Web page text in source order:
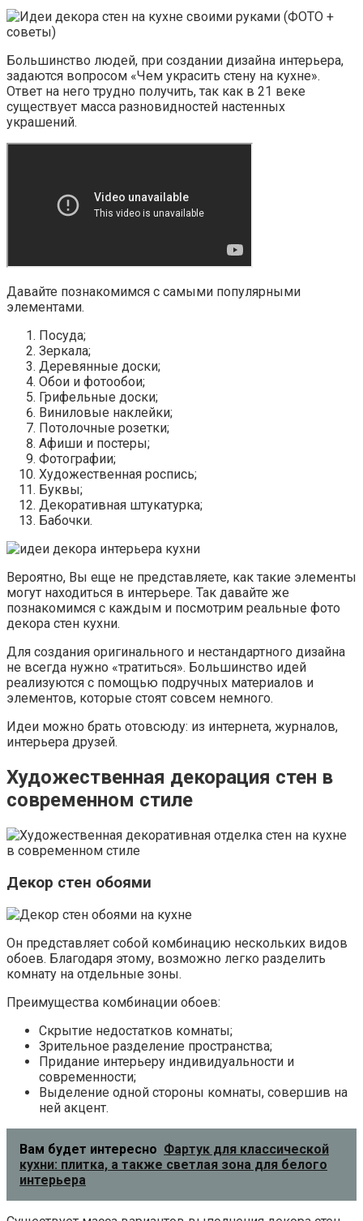
Большинство людей, при создании дизайна интерьера,
задаются вопросом «Чем украсить стену на кухне».
Ответ на него трудно получить, так как в 21 веке
существует масса разновидностей настенных
украшений.
Давайте познакомимся с самыми популярными
элементами.
Посуда;
Зеркала;
Деревянные доски;
Обои и фотообои;
Грифельные доски;
Виниловые наклейки;
Потолочные розетки;
Афиши и постеры;
Фотографии;
Художественная роспись;
Буквы;
Декоративная штукатурка;
Бабочки.
Вероятно, Вы еще не представляете, как такие элементы
могут находиться в интерьере. Так давайте же
познакомимся с каждым и посмотрим реальные фото
декора стен кухни.
Для создания оригинального и нестандартного дизайна
не всегда нужно «тратиться». Большинство идей
реализуются с помощью подручных материалов и
элементов, которые стоят совсем немного.
Идеи можно брать отовсюду: из интернета, журналов,
интерьера друзей.
Художественная декорация стен в
современном стиле
Декор стен обоями
Он представляет собой комбинацию нескольких видов
обоев. Благодаря этому, возможно легко разделить
комнату на отдельные зоны.
Преимущества комбинации обоев:
Скрытие недостатков комнаты;
Зрительное разделение пространства;
Придание интерьеру индивидуальности и
современности;
Выделение одной стороны комнаты, совершив на
ней акцент.
Вам будет интересно Фартук для классической
кухни: плитка, а также светлая зона для белого
интерьера